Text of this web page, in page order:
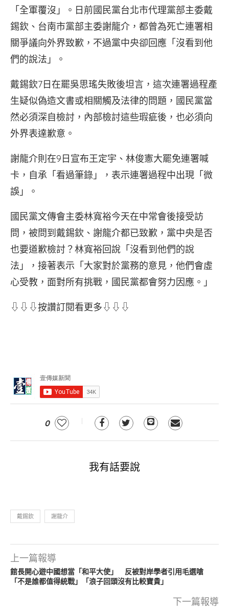
「全軍覆沒」。日前國民黨台北市代理黨部主委戴
錫欽、台南市黨部主委謝龍介，都曾為死亡連署相
關爭議向外界致歉，不過黨中央卻回應「沒看到他
們的說法」。
戴錫欽7日在罷吳思瑤失敗後坦言，這次連署過程產
生疑似偽造文書或相關觸及法律的問題，國民黨當
然必須深自檢討，內部檢討這些瑕疵後，也必須向
外界表達歉意。
謝龍介則在9日宣布王定宇、林俊憲大罷免連署喊
卡，自承「看過筆錄」，表示連署過程中出現「微
誤」。
國民黨文傳會主委林寬裕今天在中常會後接受訪
問，被問到戴錫欽、謝龍介都已致歉，黨中央是否
也要道歉檢討？林寬裕回說「沒看到他們的說
法」，接著表示「大家對於黨務的意見，他們會虛
心受教，面對所有挑戰，國民黨都會努力因應。」
⇩⇩⇩按讚訂閱看更多⇩⇩⇩
0
我有話要說
戴錫欽 謝龍介
上一篇報導
館長開心遊中國想當「和平大使」 反被對岸學者引用毛選嗆
「不是誰都值得統戰」「浪子回頭沒有比較寶貴」
下一篇報導